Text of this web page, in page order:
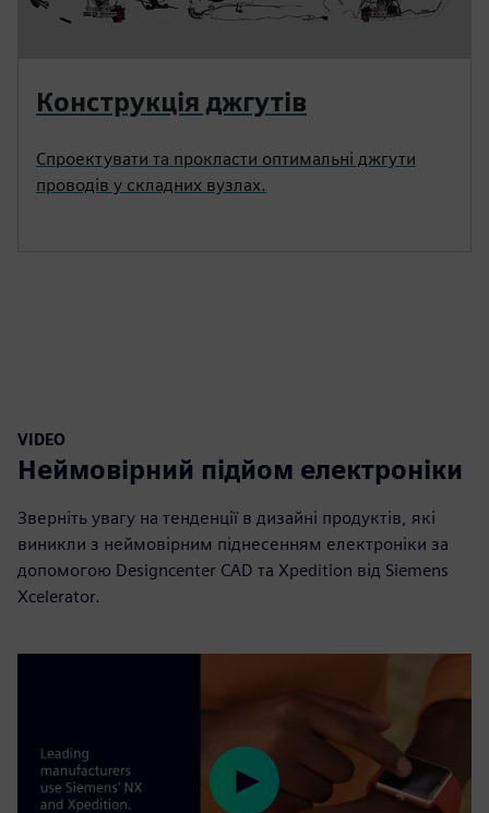
Конструкція джгутів
Спроектувати та прокласти оптимальні джгути
проводів у складних вузлах.
VIDEO
Неймовірний підйом електроніки
Зверніть увагу на тенденції в дизайні продуктів, які
виникли з неймовірним піднесенням електроніки за
допомогою Designcenter CAD та Xpedition від Siemens
Xcelerator.
Play